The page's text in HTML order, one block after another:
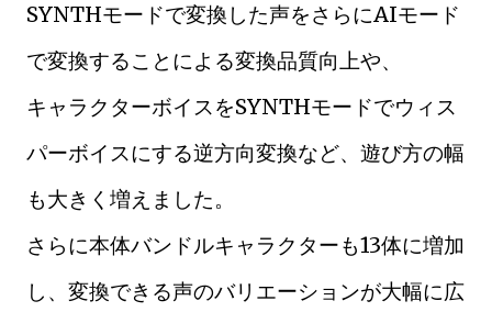
SYNTHモードで変換した声をさらにAIモード
で変換することによる変換品質向上や、
キャラクターボイスをSYNTHモードでウィス
パーボイスにする逆方向変換など、遊び方の幅
も大きく増えました。
さらに本体バンドルキャラクターも13体に増加
し、変換できる声のバリエーションが大幅に広